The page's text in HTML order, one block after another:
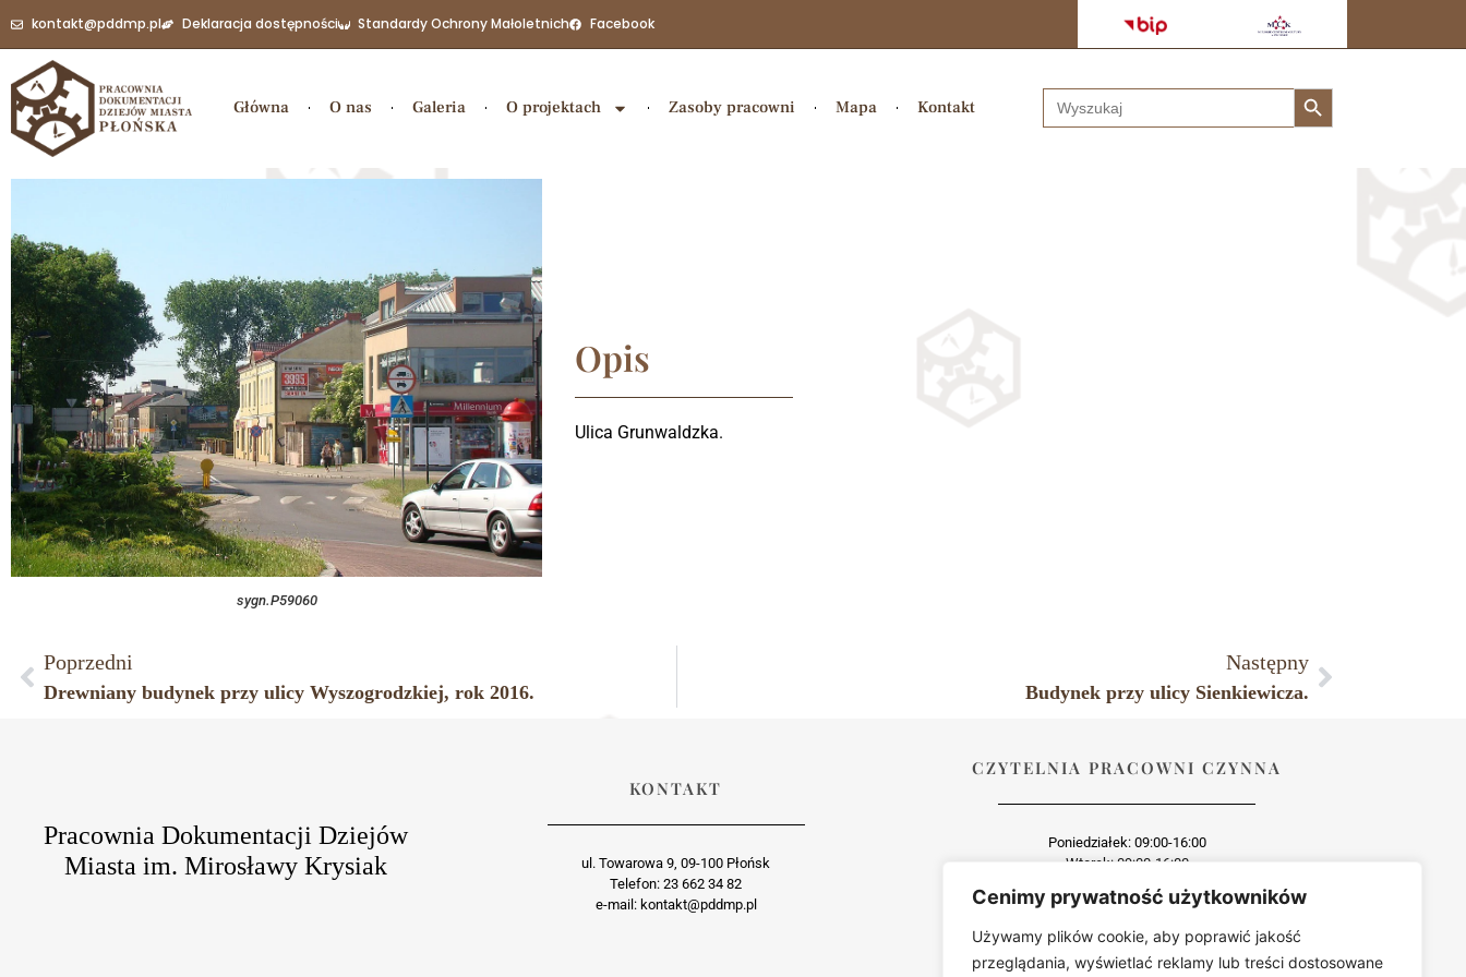
Cenimy prywatność użytkowników
Używamy plików cookie, aby poprawić jakość
przeglądania, wyświetlać reklamy lub treści dostosowane
kontakt@pddmp.pl Deklaracja dostępności Standardy Ochrony Małoletnich Facebook
Główna O nas Galeria O projektach Zasoby pracowni Mapa Kontakt
Search
for:
Search Button
sygn.P59060
Opis
Ulica Grunwaldzka.
Poprzedni
Drewniany budynek przy ulicy Wyszogrodzkiej, rok 2016.
Następny
Budynek przy ulicy Sienkiewicza.
Pracownia Dokumentacji Dziejów
Miasta im. Mirosławy Krysiak
KONTAKT
ul. Towarowa 9, 09-100 Płońsk
Telefon: 23 662 34 82
e-mail: kontakt@pddmp.pl
CZYTELNIA PRACOWNI CZYNNA
Poniedziałek: 09:00-16:00
Wtorek: 09:00-16:00
Czwartek: 09:00-16:00